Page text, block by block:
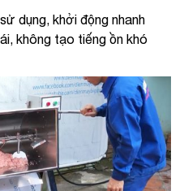
dụng, khởi động nhanh
không tạo tiếng ồn khó